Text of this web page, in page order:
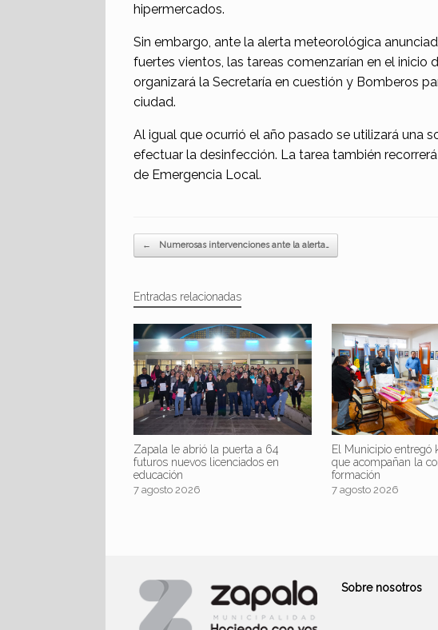
hipermercados.
Sin embargo, ante la alerta meteorológica
fuertes vientos, las tareas comenzarían en el inicio
organizará la Secretaría en cuestión y Bomberos
ciudad.
Al igual que ocurrió el año pasado se utilizará una
efectuar la desinfección. La tarea también
de Emergencia Local.
Navegador de artículos
← Numerosas intervenciones ante la alerta…
Entradas relacionadas
Zapala le abrió la puerta a 64
futuros nuevos licenciados en
educación
7 agosto 2026
El Municipio entregó
que acompañan la
formación
7 agosto 2026
Sobre nosotros